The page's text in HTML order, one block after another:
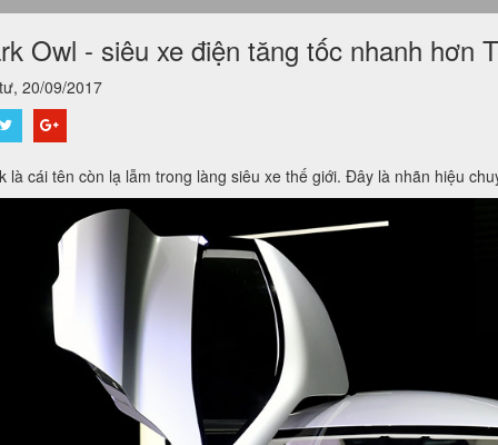
Owl - siêu xe điện tăng tốc nhanh hơn
20/09/2017
là cái tên còn lạ lẫm trong làng siêu xe thế giới. Đây là nhãn hiệu